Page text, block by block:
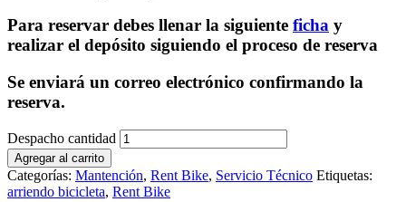
Para reservar debes llenar la siguiente ficha y
realizar el depósito siguiendo el proceso de reserva
Se enviará un correo electrónico confirmando la
reserva.
Despacho cantidad
Agregar al carrito
Categorías: Mantención, Rent Bike, Servicio Técnico Etiquetas:
arriendo bicicleta, Rent Bike